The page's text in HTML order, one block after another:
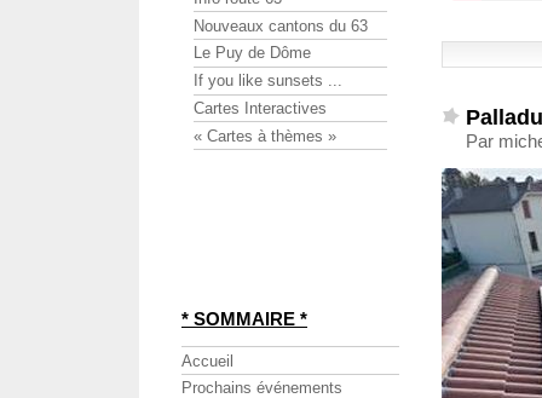
Par
Nouveaux cantons du 63
Le Puy de Dôme
If you like sunsets ...
Cartes Interactives
« Cartes à thèmes »
* SOMMAIRE *
Accueil
Prochains événements